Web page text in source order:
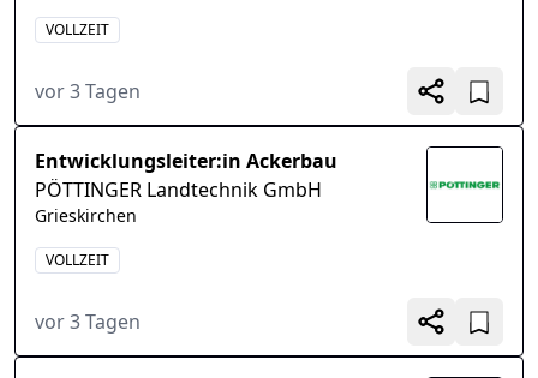
VOLLZEIT
vor 3 Tagen
Entwicklungsleiter:in Ackerbau
PÖTTINGER Landtechnik GmbH
Grieskirchen
VOLLZEIT
vor 3 Tagen